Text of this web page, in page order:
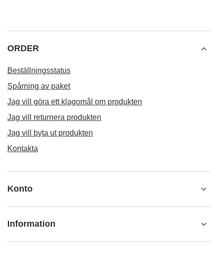
ORDER
Beställningsstatus
Spårning av paket
Jag vill göra ett klagomål om produkten
Jag vill returnera produkten
Jag vill byta ut produkten
Kontakta
Konto
Information